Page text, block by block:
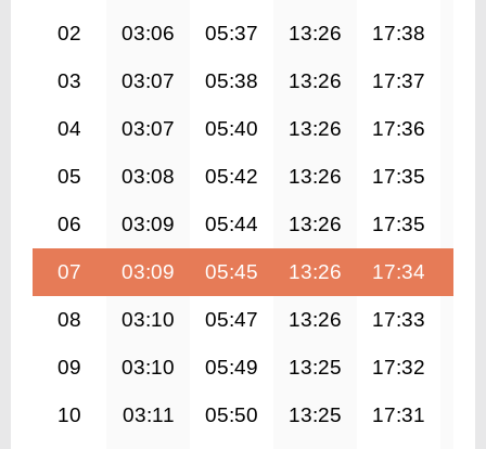
02 03:06 05:37 13:26 17:38
03 03:07 05:38 13:26 17:37
04 03:07 05:40 13:26 17:36
05 03:08 05:42 13:26 17:35
06 03:09 05:44 13:26 17:35
07 03:09 05:45 13:26 17:34
08 03:10 05:47 13:26 17:33
09 03:10 05:49 13:25 17:32
10 03:11 05:50 13:25 17:31